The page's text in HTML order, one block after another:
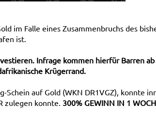
im Falle eines Zusammenbruchs des
ist.
Infrage kommen hierfür Barren
Krügerrand.
auf Gold (WKN DR1VGZ), konnte
zulegen konnte. 300% GEWINN IN 1